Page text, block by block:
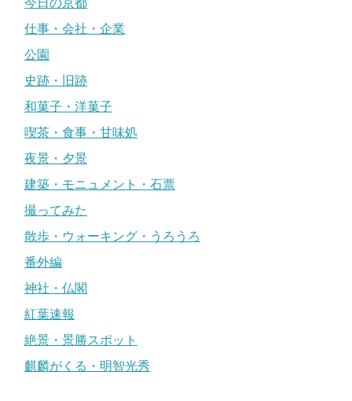
今日の京都
仕事・会社・企業
公園
史跡・旧跡
和菓子・洋菓子
喫茶・食事・甘味処
夜景・夕景
建築・モニュメント・石票
撮ってみた
散歩・ウォーキング・うろうろ
番外編
神社・仏閣
紅葉速報
絶景・景勝スポット
麒麟がくる・明智光秀